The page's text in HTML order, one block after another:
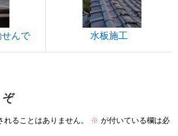
んで 水板施工
ぞ
ることはありません。 ※ が付いている欄は必